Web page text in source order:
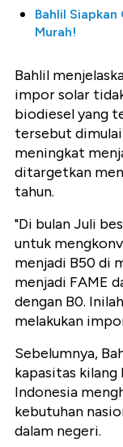
Bahlil Siapkan
Murah!
Bahlil
impor solar
biodiesel yang
tersebut
meningkat
ditargetkan
tahun.
"Di bulan Juli
untuk
menjadi B50 di
menjadi FAME
dengan B0.
melakukan
Sebelumnya,
kapasitas kilang
Indonesia
kebutuhan
dalam negeri.